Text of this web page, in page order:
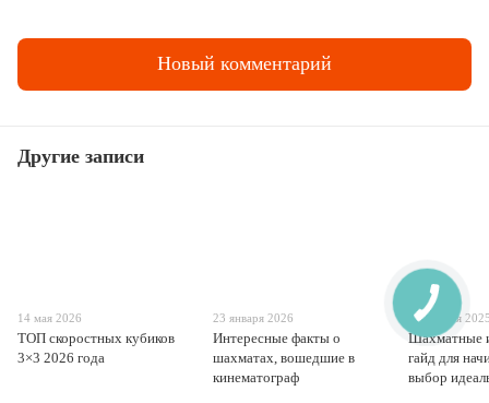
Новый комментарий
Другие записи
14 мая 2026
ТОП скоростных кубиков
3×3 2026 года
23 января 2026
Интересные факты о
шахматах, вошедшие в
кинематограф
21 ноября
Шахматные
гайд для
выбор